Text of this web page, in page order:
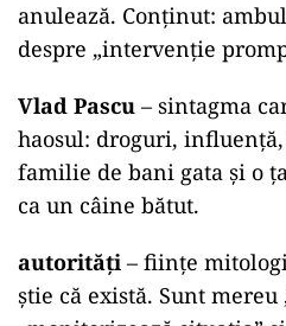
anulează. Conținut:
despre „intervenție
Vlad Pascu – sintagma
haosul: droguri,
familie de bani gata și o
ca un câine bătut.
autorități – ființe
știe că există. Sunt mereu